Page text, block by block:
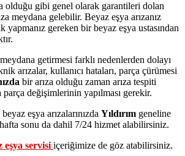
olduğu gibi genel olarak garantileri dolan
meydana gelebilir. Beyaz eşya arızanız
yapmanız gereken bir beyaz eşya ustasından
getirmesi farklı nedenlerden dolayı
arızalar, kullanıcı hataları, parça çürümesi
bir arıza olduğu zaman arıza tespiti
parça değişimlerinin yapılması gerekir.
beyaz eşya arızalarınızda Yıldırım geneline
hafta sonu da dahil 7/24 hizmet alabilirsiniz.
eşya servisi içeriğimize de göz atabilirsiniz.